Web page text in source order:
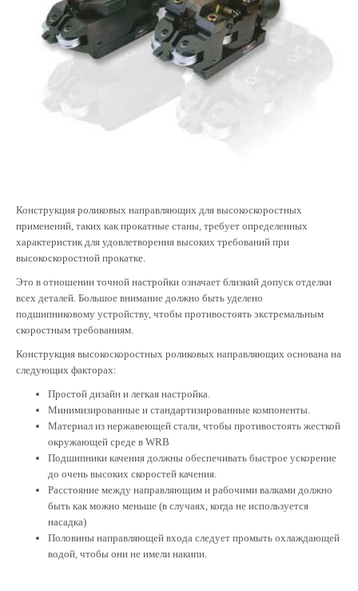
Конструкция роликовых направляющих для высокоскоростных
применений, таких как прокатные станы, требует определенных
характеристик для удовлетворения высоких требований при
высокоскоростной прокатке.
Это в отношении точной настройки означает близкий допуск отделки
всех деталей. Большое внимание должно быть уделено
подшипниковому устройству, чтобы противостоять экстремальным
скоростным требованиям.
Конструкция высокоскоростных роликовых направляющих основана на
следующих факторах:
Простой дизайн и легкая настройка.
Минимизированные и стандартизированные компоненты.
Материал из нержавеющей стали, чтобы противостоять жесткой
окружающей среде в WRB
Подшипники качения должны обеспечивать быстрое ускорение
до очень высоких скоростей качения.
Расстояние между направляющим и рабочими валками должно
быть как можно меньше (в случаях, когда не используется
насадка)
Половины направляющей входа следует промыть охлаждающей
водой, чтобы они не имели накипи.